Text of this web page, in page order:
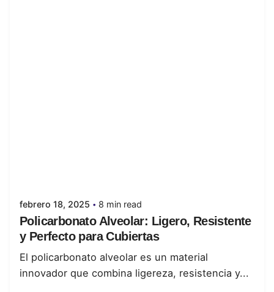
febrero 18, 2025 8 min read
Policarbonato Alveolar: Ligero, Resistente
y Perfecto para Cubiertas
El policarbonato alveolar es un material
innovador que combina ligereza, resistencia y...